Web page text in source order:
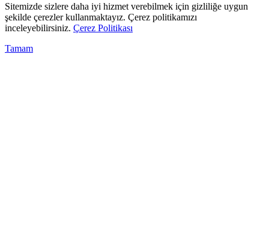
Sitemizde sizlere daha iyi hizmet verebilmek için gizliliğe uygun
şekilde çerezler kullanmaktayız. Çerez politikamızı
inceleyebilirsiniz. Çerez Politikası
Tamam